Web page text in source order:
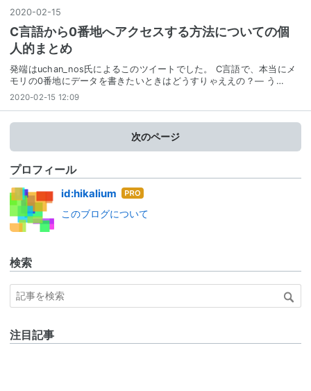
2020-02-15
C言語から0番地へアクセスする方法についての個
人的まとめ
発端はuchan_nos氏によるこのツイートでした。 C言語で、本当にメ
モリの0番地にデータを書きたいときはどうすりゃええの？— う…
2020-02-15 12:09
次のページ
プロフィール
id:hikalium はて
ログ
このブログについて
検索
注目記事